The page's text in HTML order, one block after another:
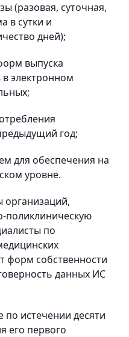
(разовая, суточная,
в сутки и
дней);
выпуска
электронном
год;
для обеспечения на
уровне.
организаций,
поликлиническую
по
форм собственности
данных ИС
по истечении десяти
его первого